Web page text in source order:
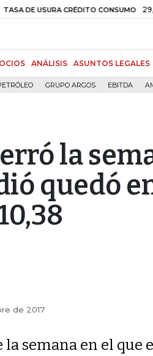
USURA CRÉDITO CONSUMO 29,66%
ANÁLISIS ASUNTOS LEGALES
GRUPO ARGOS EBITDA
la
quedó
de 2017
la semana en el que